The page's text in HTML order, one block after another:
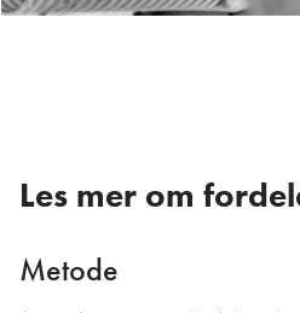
Les mer om
Metode